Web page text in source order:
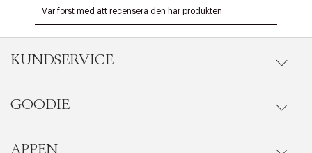
KUNDSERVICE
Onlineköp
Orderstatus
GOODIE
Förmåner
APPEN